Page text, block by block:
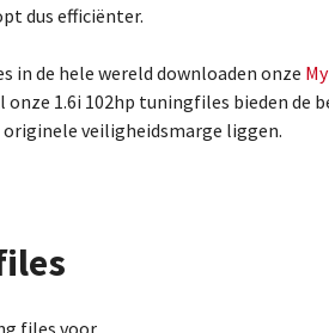
dus efficiënter.
in de hele wereld downloaden onze
onze 1.6i 102hp tuningfiles bieden de
veiligheidsmarge liggen.
files voor